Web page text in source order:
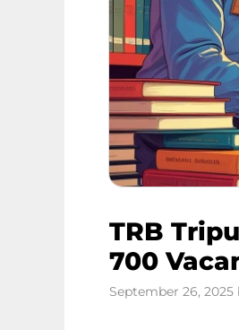
TRB
700
September 26, 2025